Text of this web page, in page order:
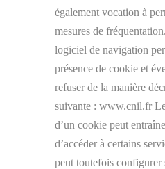
également vocation à
mesures de
logiciel de navigation
présence de cookie et
refuser de la manière
suivante : www.cnil.fr
d’un cookie peut
d’accéder à certains
peut toutefois configurer